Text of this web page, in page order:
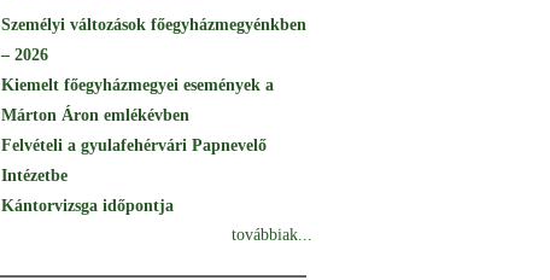
Személyi változások főegyházmegyénkben
– 2026
Kiemelt főegyházmegyei események a
Márton Áron emlékévben
Felvételi a gyulafehérvári Papnevelő
Intézetbe
Kántorvizsga időpontja
továbbiak...